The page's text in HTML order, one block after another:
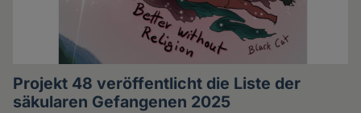
Projekt 48 veröffentlicht die Liste der
säkularen Gefangenen 2025